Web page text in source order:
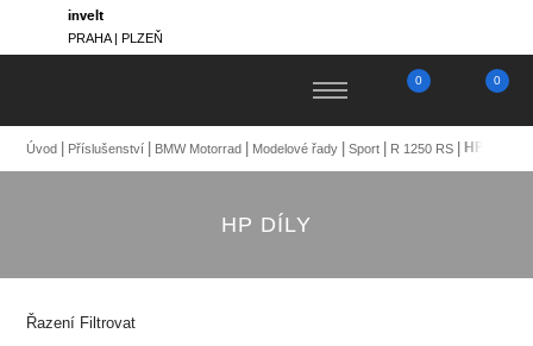
invelt
PRAHA | PLZEŇ
0 0
Úvod Příslušenství BMW Motorrad Modelové řady Sport R 1250 RS HP díly
HP DÍLY
Řazení Filtrovat